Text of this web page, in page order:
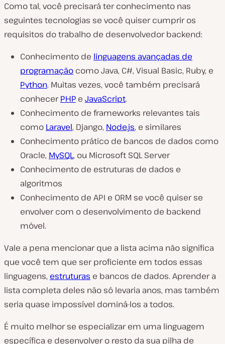
Como tal, você precisará ter conhecimento nas
seguintes tecnologias se você quiser cumprir os
requisitos do trabalho de desenvolvedor backend:
Conhecimento de linguagens avançadas de
programação como Java, C#, Visual Basic, Ruby, e
Python. Muitas vezes, você também precisará
conhecerPHP e JavaScript.
Conhecimento de frameworks relevantes tais
como Laravel, Django, Node.js, e similares
Conhecimento prático de bancos de dados como
Oracle, MySQL, ou Microsoft SQL Server
Conhecimento de estruturas de dados e
algoritmos
Conhecimento de API e ORM se você quiser se
envolver com o desenvolvimento de backend
móvel.
Vale a pena mencionar que a lista acima não significa
que você tem que ser proficiente em todos essas
linguagens, estruturas e bancos de dados. Aprender a
lista completa deles não só levaria anos, mas também
seria quase impossível dominá-los a todos.
É muito melhor se especializar em uma linguagem
específica e desenvolver o resto da sua pilha de